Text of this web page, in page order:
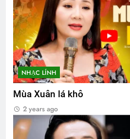
NHẠC LÍNH
Mùa Xuân lá khô
2 years ago